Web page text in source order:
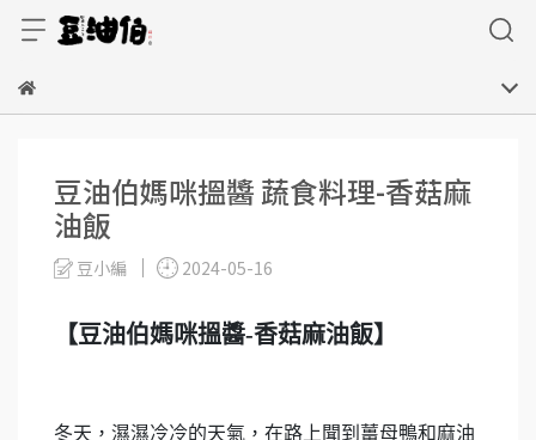
豆油伯媽咪搵醬 蔬食料理-香菇麻
油飯
豆小編 2024-05-16
【豆油伯媽咪搵醬-香菇麻油飯】
冬天，濕濕冷冷的天氣，在路上聞到薑母鴨和麻油